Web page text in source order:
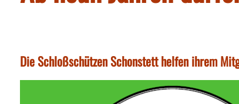
Die Schloßschützen Schonstett helfen ihrem